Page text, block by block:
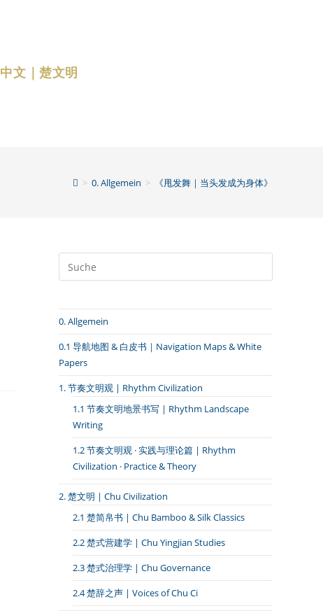
中文｜楚文明
> 0. Allgemein > 《甩发舞｜当头发成为身体》
0. Allgemein
0.1 导航地图 & 白皮书｜Navigation Maps & White
Papers
1. 节奏文明观 | Rhythm Civilization
1.1 节奏文明地景书写 | Rhythm Landscape
Writing
1.2 节奏文明观 · 实践与理论篇 | Rhythm
Civilization · Practice & Theory
2. 楚文明 | Chu Civilization
2.1 楚简帛书 | Chu Bamboo & Silk Classics
2.2 楚式营建学 | Chu Yingjian Studies
2.3 楚式治理学 | Chu Governance
2.4 楚辞之声 | Voices of Chu Ci